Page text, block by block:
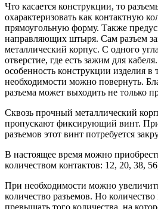
Что касается конструкции, то
охарактеризовать как контактную
прямоугольную форму. Также
направляющих штыря. Сам разъем
металлический корпус. С одного
отверстие, где есть зажим для
особенность конструкции изделия в
необходимости можно повернуть.
разъема может выходить не только
Сквозь прочный металлический
пропускают фиксирующий винт.
разъемов этот винт потребуется
В настоящее время можно
количеством контактов: 12, 20, 38,
При необходимости можно
количество разъемов. Но
превышать того количества, на